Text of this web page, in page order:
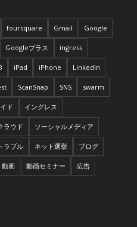
foursquare Gmail Google
Googleプラス ingress
iPad iPhone LinkedIn
ScanSnap SNS swarm
ド イングレス
ラウド ソーシャルメディア
トラブル ネット選挙 ブログ
動画 動画セミナー 広告